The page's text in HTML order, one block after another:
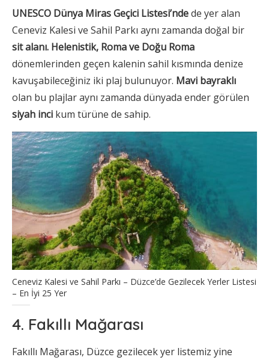
UNESCO Dünya Miras Geçici Listesi’ndede yer alan
Ceneviz Kalesi ve Sahil Parkı aynı zamanda doğal bir
sit alanı. Helenistik, Roma ve Doğu Roma
dönemlerinden geçen kalenin sahil kısmında denize
kavuşabileceğiniz iki plaj bulunuyor. Mavi bayraklı
olan bu plajlar aynı zamanda dünyada ender görülen
siyah inci kum türüne de sahip.
Ceneviz Kalesi ve Sahil Parkı – Düzce’de Gezilecek Yerler Listesi
– En İyi 25 Yer
4. Fakıllı Mağarası
Fakıllı Mağarası, Düzce gezilecek yer listemiz yine